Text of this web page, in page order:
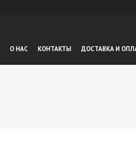
О НАС КОНТАКТЫ ДОСТАВКА И